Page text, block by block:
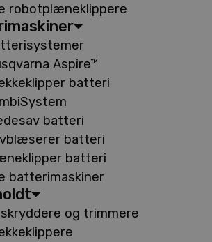
robotplæneklippere
Aspire™
batteri
batteri
batteri
batteri
batterimaskiner
og trimmere